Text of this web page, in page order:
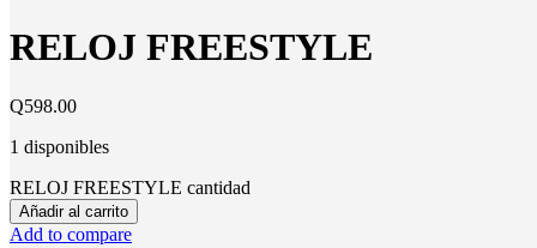
RELOJ FREESTYLE
Q598.00
1 disponibles
RELOJ FREESTYLE cantidad
Añadir al carrito
Add to compare